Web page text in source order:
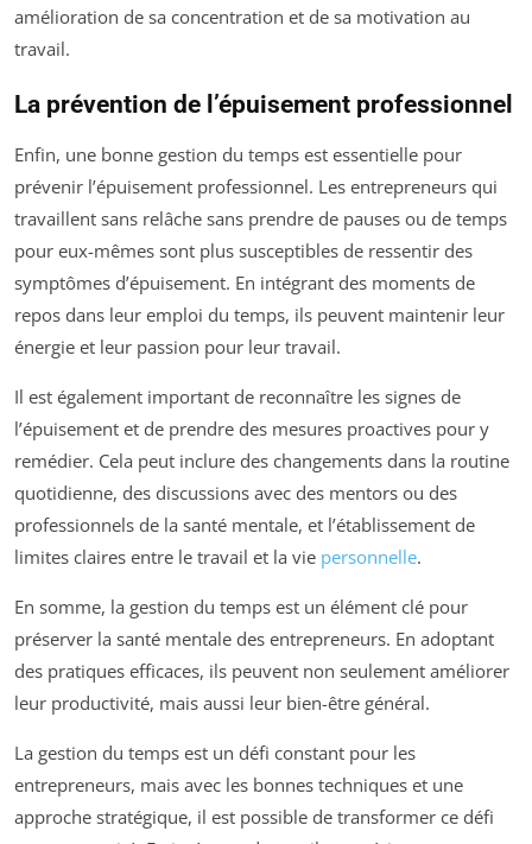
amélioration de sa concentration et de sa motivation au
travail.
La prévention de l’épuisement professionnel
Enfin, une bonne gestion du temps est essentielle pour
prévenir l’épuisement professionnel. Les entrepreneurs qui
travaillent sans relâche sans prendre de pauses ou de temps
pour eux-mêmes sont plus susceptibles de ressentir des
symptômes d’épuisement. En intégrant des moments de
repos dans leur emploi du temps, ils peuvent maintenir leur
énergie et leur passion pour leur travail.
Il est également important de reconnaître les signes de
l’épuisement et de prendre des mesures proactives pour y
remédier. Cela peut inclure des changements dans la routine
quotidienne, des discussions avec des mentors ou des
professionnels de la santé mentale, et l’établissement de
limites claires entre le travail et la vie personnelle.
En somme, la gestion du temps est un élément clé pour
préserver la santé mentale des entrepreneurs. En adoptant
des pratiques efficaces, ils peuvent non seulement améliorer
leur productivité, mais aussi leur bien-être général.
La gestion du temps est un défi constant pour les
entrepreneurs, mais avec les bonnes techniques et une
approche stratégique, il est possible de transformer ce défi